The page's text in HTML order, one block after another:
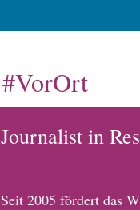
#VorOrt
Journalist in
Seit 2005 fördert das